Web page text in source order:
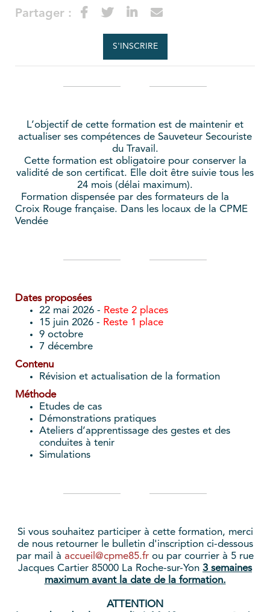
Partager :
S'INSCRIRE
L’objectif de cette formation est de maintenir et
actualiser ses compétences de Sauveteur Secouriste
du Travail.
Cette formation est obligatoire pour conserver la
validité de son certificat. Elle doit être suivie tous les
24 mois (délai maximum).
Formation dispensée par des formateurs de la
Croix Rouge française. Dans les locaux de la CPME
Vendée
Dates proposées
22 mai 2026 - Reste 2 places
15 juin 2026 - Reste 1 place
9 octobre
7 décembre
Contenu
Révision et actualisation de la formation
Méthode
Etudes de cas
Démonstrations pratiques
Ateliers d’apprentissage des gestes et des
conduites à tenir
Simulations
Si vous souhaitez participer à cette formation, merci
de nous retourner le bulletin d'inscription ci-dessous
par mail à accueil@cpme85.fr ou par courrier à 5 rue
Jacques Cartier 85000 La Roche-sur-Yon 3 semaines
maximum avant la date de la formation.
ATTENTION